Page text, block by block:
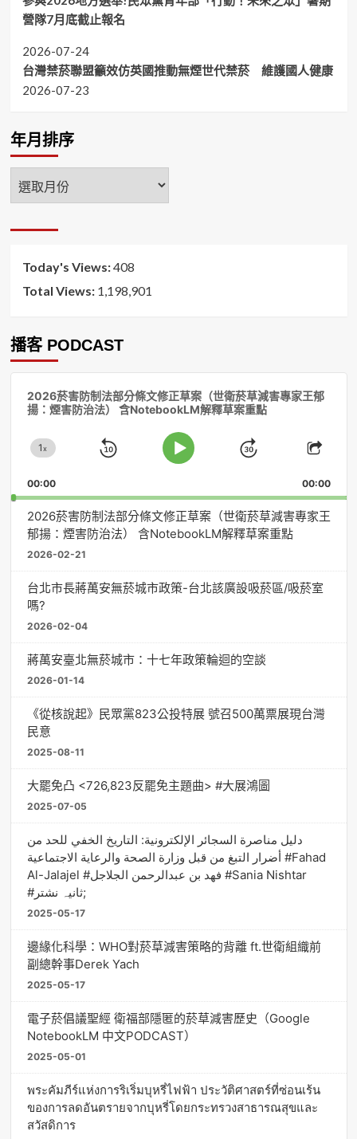
營隊7月底截止報名
2026-07-24
台灣禁菸聯盟籲效仿英國推動無煙世代禁菸 維護國人健康
2026-07-23
年月排序
年
月
Today's Views:408
Total Views: 1,198,901
播客 PODCAST
2026菸害防制法部分條文修正草案（世衛菸草減害專家王郁
揚：煙害防治法） 含NotebookLM解釋草案重點
Change
Rate
1x
Skip
Play
Jump
Forward
Share
00:00 00:00
2026菸害防制法部分條文修正草案（世衛菸草減害專家王
郁揚：煙害防治法） 含NotebookLM解釋草案重點
2026-02-21
台北市長蔣萬安無菸城市政策-台北該廣設吸菸區/吸菸室
嗎?
2026-02-04
蔣萬安臺北無菸城市：十七年政策輪迴的空談
2026-01-14
《從核說起》民眾黨823公投特展 號召500萬票展現台灣
民意
2025-08-11
大罷免凸 <726,823反罷免主題曲> #大展鴻圖
2025-07-05
دليل مناصرة السجائر الإلكترونية: التاريخ الخفي للحد من
أضرار التبغ من قبل وزارة الصحة والرعاية الاجتماعية #Fahad
Al-Jalajel #فهد بن عبدالرحمن الجلاجل #Sania Nishtar
#ثانیہ نشتر;
2025-05-17
邊緣化科學：WHO對菸草減害策略的背離 ft.世衛組織前
副總幹事Derek Yach
2025-05-17
電子菸倡議聖經 衛福部隱匿的菸草減害歷史（Google
NotebookLM 中文PODCAST）
2025-05-01
พระคัมภีร์แห่งการริเริ่มบุหรี่ไฟฟ้า ประวัติศาสตร์ที่ซ่อนเร้น
ของการลดอันตรายจากบุหรี่โดยกระทรวงสาธารณสุขและ
สวัสดิการ